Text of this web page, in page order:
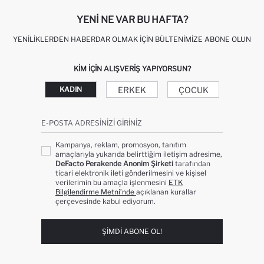
YENI NE VAR BU HAFTA?
YENILIKLERDEN HABERDAR OLMAK İÇIN BÜLTENIMIZE ABONE OLUN
KIM IÇIN ALIŞVERIŞ YAPIYORSUN?
KADIN ERKEK ÇOCUK
E-POSTA ADRESINIZI GIRINIZ
Kampanya, reklam, promosyon, tanıtım
amaçlarıyla yukarıda belirttiğim iletişim adresime,
DeFacto Perakende Anonim Şirketi tarafından
ticari elektronik ileti gönderilmesini ve kişisel
verilerimin bu amaçla işlenmesini ETK
Bilgilendirme Metni’nde açıklanan kurallar
çerçevesinde kabul ediyorum.
ŞIMDI ABONE OL!